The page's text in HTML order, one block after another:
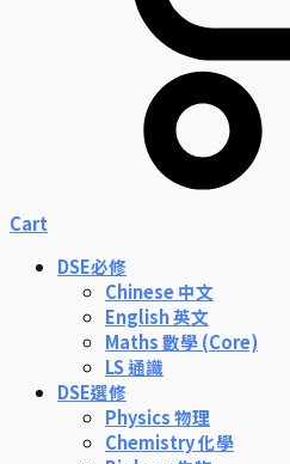
Cart
DSE必修
Chinese 中文
English 英文
Maths 數學 (Core)
LS 通識
DSE選修
Physics 物理
Chemistry 化學